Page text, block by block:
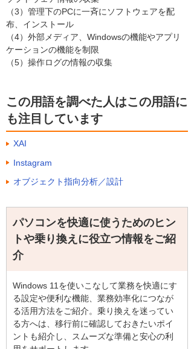
（3）管理下のPCに一斉にソフトウェアを配
布、インストール
（4）外部メディア、Windowsの機能やアプリ
ケーションの機能を制限
（5）操作ログの情報の収集
この用語を調べた人はこの用語に
も注目しています
XAI
Instagram
オブジェクト指向分析／設計
パソコンを快適に使うためのヒン
トや乗り換えに役立つ情報をご紹
介
Windows 11を使いこなして業務を快適にす
る設定や便利な機能、業務効率化につなが
る活用方法をご紹介。乗り換えを迷ってい
る方へは、移行前に確認しておきたいポイ
ントも紹介し、スムーズな準備と安心の利